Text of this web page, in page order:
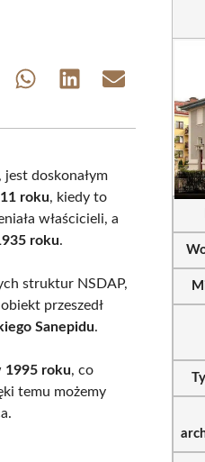
Share Share Share
doskonałym
roku, kiedy to
właścicieli, a
roku.
struktur NSDAP,
przeszedł
Sanepidu.
1995 roku, co
temu możemy